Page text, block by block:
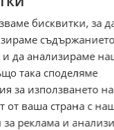
разпознаване на
26173
,
бисквитки, за
и да анализираме
така споделяме
за използването на
от ваша страна с
за реклама и